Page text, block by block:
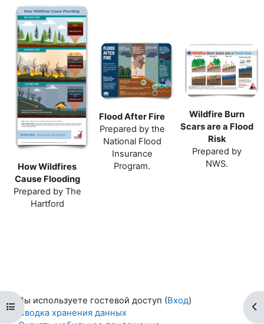
Открыть оглавление курса
How Wildfires
Cause Flooding
Prepared by The
Hartford
Flood After Fire
Prepared by the
National Flood
Insurance
Program.
Wildfire Burn
Scars are a Flood
Risk
Prepared by
NWS.
Вы используете гостевой доступ (Вход)
Сводка хранения данных